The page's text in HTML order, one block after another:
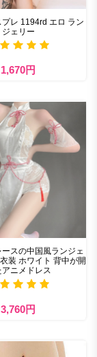
レ 1194rd エロ ラン
ジェリー
1,670円
スの中国風ランジェ
装 ホワイト 背中が開
アニメドレス
3,760円